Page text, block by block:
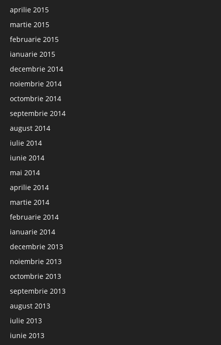
aprilie 2015
martie 2015
februarie 2015
ianuarie 2015
decembrie 2014
noiembrie 2014
octombrie 2014
septembrie 2014
august 2014
iulie 2014
iunie 2014
mai 2014
aprilie 2014
martie 2014
februarie 2014
ianuarie 2014
decembrie 2013
noiembrie 2013
octombrie 2013
septembrie 2013
august 2013
iulie 2013
iunie 2013